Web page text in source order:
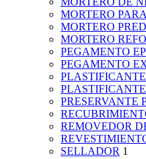
MORTERO
MORTERO
MORTERO
PEGAMENTO
PEGAMENTO
PLASTIFICANTE
PRESERVANTE
REMOVEDOR
SELLADOR 1